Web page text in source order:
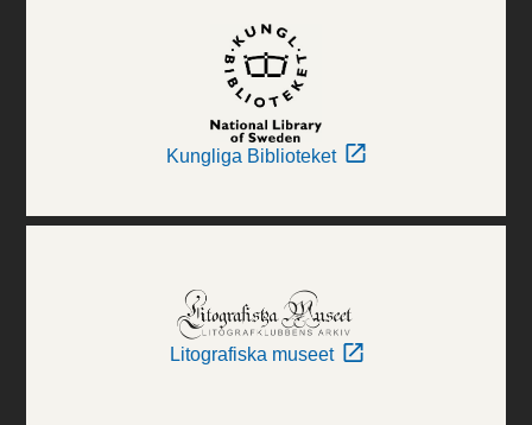
Kungliga Biblioteket
Litografiska museet